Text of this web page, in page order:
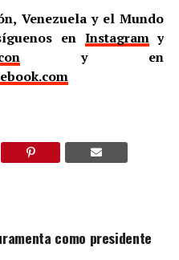
Venezuela y el Mundo
en Instagramy
y en
como presidente